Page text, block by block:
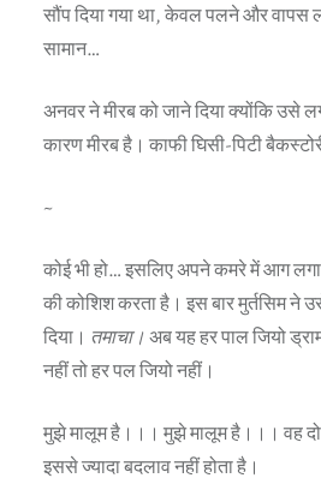
सौंप दिया गया था, केवल पलने और वापस
सामान…
अनवर ने मीरब को जाने दिया क्योंकि उसे
कारण मीरब है। काफी घिसी-पिटी
~
कोई भी हो… इसलिए अपने कमरे में आग
की कोशिश करता है। इस बार मुर्तसिम ने
दिया। तमाचा। अब यह हर पाल जियो
नहीं तो हर पल जियो नहीं।
मुझे मालूम है।।। मुझे मालूम है।।। वह
इससे ज्यादा बदलाव नहीं होता है।